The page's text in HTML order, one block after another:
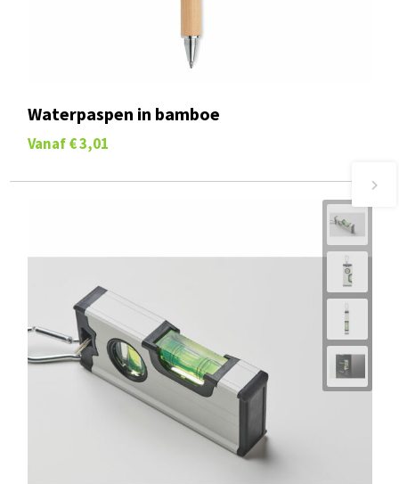
Waterpaspen in bamboe
Vanaf € 3,01